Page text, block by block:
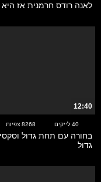
לאנה רודס חרמנית אז
12:40
40 לייקים 8268 צפיות
בחורה עם תחת גדול וסקסי
גדול